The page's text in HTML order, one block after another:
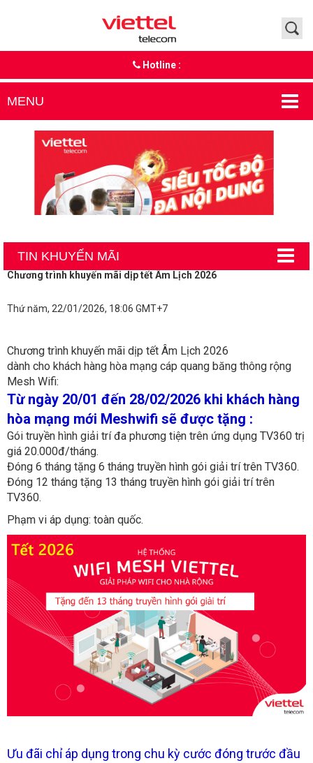
Hotline :
MENU
TIN KHUYẾN MÃI
Chương trình khuyến mãi dịp tết Âm Lịch 2026
Thứ năm, 22/01/2026, 18:06 GMT+7
Chương trình khuyến mãi dịp tết Âm Lịch 2026
dành cho khách hàng hòa mạng cáp quang băng thông rộng
Mesh Wifi:
Từ ngày 20/01 đến 28/02/2026 khi khách hàng
hòa mạng mới Meshwifi sẽ được tặng :
Gói truyền hình giải trí đa phương tiện trên ứng dụng TV360 trị
giá 20.000đ/tháng.
Đóng 6 tháng tặng 6 tháng truyền hình gói giải trí trên TV360.
Đóng 12 tháng tặng 13 tháng truyền hình gói giải trí trên
TV360.
Phạm vi áp dụng: toàn quốc.
Ưu đãi chỉ áp dụng trong chu kỳ cước đóng trước đầu